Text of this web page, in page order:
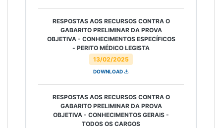
13/02/2025
RESPOSTAS AOS RECURSOS CONTRA O
GABARITO PRELIMINAR DA PROVA
OBJETIVA - CONHECIMENTOS ESPECÍFICOS
- PERITO MÉDICO LEGISTA
DOWNLOAD
RESPOSTAS AOS RECURSOS CONTRA O
GABARITO PRELIMINAR DA PROVA
OBJETIVA - CONHECIMENTOS GERAIS -
TODOS OS CARGOS